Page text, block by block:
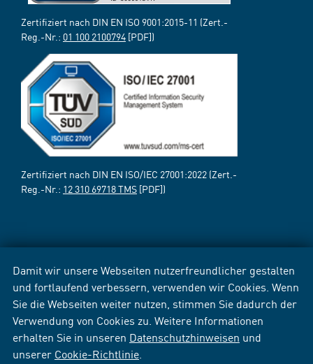
Damit wir unsere Webseiten nutzerfreundlicher gestalten
und fortlaufend verbessern, verwenden wir Cookies. Wenn
Sie die Webseiten weiter nutzen, stimmen Sie dadurch der
Verwendung von Cookies zu. Weitere Informationen
erhalten Sie in unseren Datenschutzhinweisen und
unserer Cookie-Richtlinie
Zertifiziert nach DIN EN ISO 9001:2015-11 (Zert.-
Reg.-Nr.: 01 100 2100794 [PDF])
Zertifiziert nach DIN EN ISO/IEC 27001:2022 (Zert.-
Reg.-Nr.: 12 310 69718 TMS [PDF])